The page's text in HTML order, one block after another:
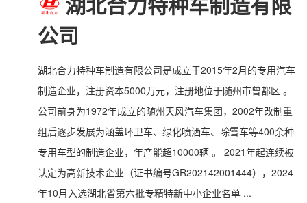
公司
湖北合力特种车制造有限公司是成立于2015年2月的专用汽车
制造企业，注册资本5000万元，注册地位于随州市曾都区 。
公司前身为1972年成立的随州天风汽车集团，2002年改制重
组后逐步发展为涵盖环卫车、绿化喷洒车、除雪车等400余种
专用车型的制造企业，年产能超10000辆 。 2021年起连续被
认定为高新技术企业（证书编号GR202142001444），2024
年10月入选湖北省第六批专精特新中小企业名单 ...